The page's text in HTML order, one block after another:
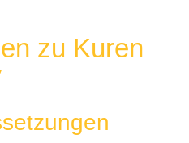
zu Kuren